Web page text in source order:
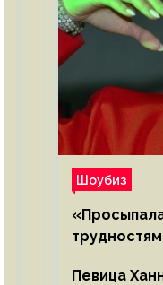
Шоубиз
Певица